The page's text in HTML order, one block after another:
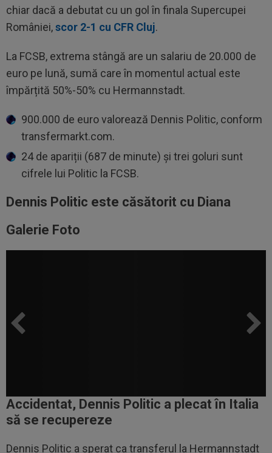
chiar dacă a debutat cu un gol în finala Supercupei
României,scor 2-1 cu CFR Cluj.
La FCSB, extrema stângă are un salariu de 20.000 de
euro pe lună, sumă care în momentul actual este
împărțită 50%-50% cu Hermannstadt.
900.000 de euro valorează Dennis Politic, conform
transfermarkt.com.
24 de apariții (687 de minute) și trei goluri sunt
cifrele lui Politic la FCSB.
Dennis Politic este căsătorit cu Diana
Galerie Foto
Accidentat, Dennis Politic a plecat în Italia
să se recupereze
Dennis Politic a sperat ca transferul la Hermannstadt